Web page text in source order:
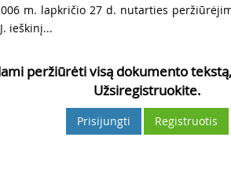
m. lapkričio 27 d. nutarties
ieškinį...
peržiūrėti visą dokumento
Užsiregistruokite.
Prisijungti Registruotis